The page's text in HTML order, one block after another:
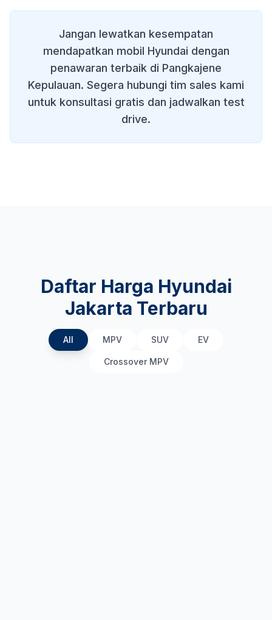
Jangan lewatkan kesempatan
mendapatkan mobil Hyundai dengan
penawaran terbaik di Pangkajene
Kepulauan. Segera hubungi tim sales kami
untuk konsultasi gratis dan jadwalkan test
drive.
Daftar Harga Hyundai
Jakarta Terbaru
All MPV SUV EV
Crossover MPV